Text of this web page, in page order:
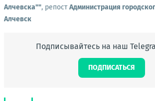
Алчевска"", репостАдминистрация
Алчевск
Подписывайтесь на наш
ПОДПИСАТЬСЯ